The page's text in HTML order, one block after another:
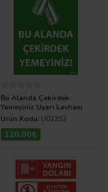
Bu Alanda Çekirdek
Yemeyiniz Uyarı Levhası
Ürün Kodu: U02252
120,00₺